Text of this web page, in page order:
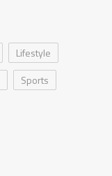
Lifestyle
Sports